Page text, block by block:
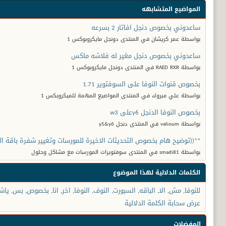
المواضيع المتشابهه
ساعدوني بخصوص دنجل افاتار 2 بسرعه
بواسطة عمر كريشان في المنتدى دونجل مايكروبوكس 1
ساعدوني بخصوص دنجل مغير له فلاشه ماكس
بواسطة RAED RXR في المنتدى دونجل مايكروبوكس 1
بخصوص قنوات النوفا على السوفتوير 1.71
بواسطة علي مبروك في المنتدى المواضيع المهمة للميكروبكس 1
بخصوص النوفا الدنجل y6على w3
بواسطة valioum في المنتدى دنجل y5&y6
**((توضيح هام بخصوص التحديثات الاخيرة للمورسات وتغيير شفرة باقة
بواسطة smadi81 في المنتدى سوفتويرات المورسات مع مشاكل وحلول
الكلمات الدلالية لهذا الموضوع
للنوفا, مش, الا, الباقه, السبورت, النوف, النوفا, اخر, انا, بخصوص, بس,
عرض سحابة الكلمة الدلالية